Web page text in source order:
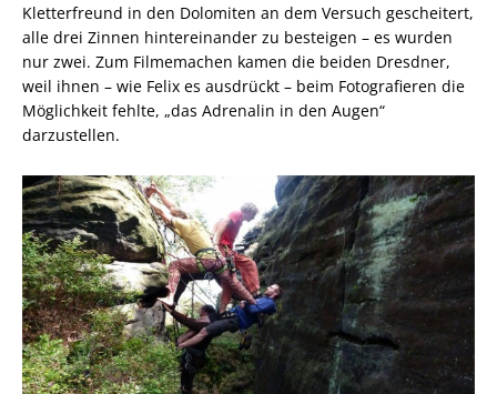
Kletterfreund in den Dolomiten an dem Versuch gescheitert,
alle drei Zinnen hintereinander zu besteigen – es wurden
nur zwei. Zum Filmemachen kamen die beiden Dresdner,
weil ihnen – wie Felix es ausdrückt – beim Fotografieren die
Möglichkeit fehlte, „das Adrenalin in den Augen“
darzustellen.